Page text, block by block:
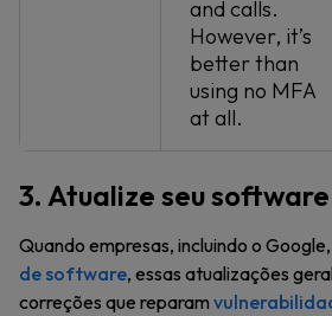
and calls.
However, it’s
better than
using no MFA
at all.
3. Atualize seu software
Quando empresas, incluindo o
de software, essas atualizações
correções que reparam